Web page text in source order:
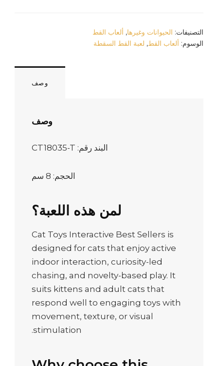
التصنيفات: الحيوانات وغيرها, ألعاب القط
الوسوم: ألعاب القط, لعبة القط السقطة
وصف
وصف
البند رقم: CT18035-T
الحجم: 8 سم
لمن هذه اللعبة؟
Cat Toys Interactive Best Sellers is
designed for cats that enjoy active
indoor interaction, curiosity-led
chasing, and novelty-based play. It
suits kittens and adult cats that
respond well to engaging toys with
movement, texture, or visual
stimulation.